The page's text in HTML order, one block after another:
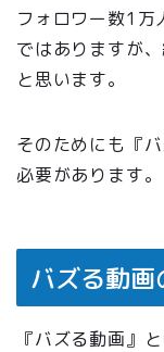
フォロワー数1万
ではありますが
と思います。
そのためにも『
必要があります。
バズる動
『バズる動画』